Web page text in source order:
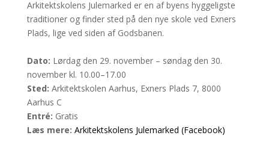
Arkitektskolens Julemarked er en af byens hyggeligste
traditioner og finder sted på den nye skole ved Exners
Plads, lige ved siden af Godsbanen.
Dato: Lørdag den 29. november – søndag den 30.
november kl. 10.00–17.00
Sted: Arkitektskolen Aarhus, Exners Plads 7, 8000
Aarhus C
Entré: Gratis
Læs mere: Arkitektskolens Julemarked (Facebook)